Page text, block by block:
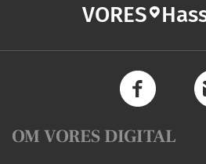
VORES
OM VORES DIGITAL